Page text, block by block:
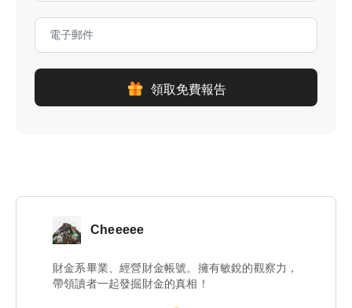
領取免費報告
Cheeeee
財金系畢業、經營財金帳號。擁有敏銳的觀察力，
帶領讀者一起發掘財金的真相！